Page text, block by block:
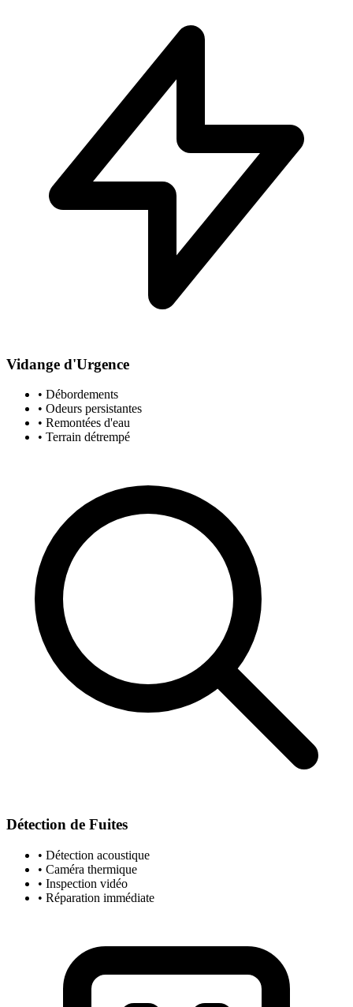
Vidange d'Urgence
• Débordements
• Odeurs persistantes
• Remontées d'eau
• Terrain détrempé
Détection de Fuites
• Détection acoustique
• Caméra thermique
• Inspection vidéo
• Réparation immédiate